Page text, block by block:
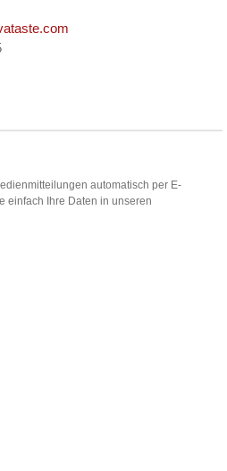
automatisch per E-
einfach Ihre Daten in unseren